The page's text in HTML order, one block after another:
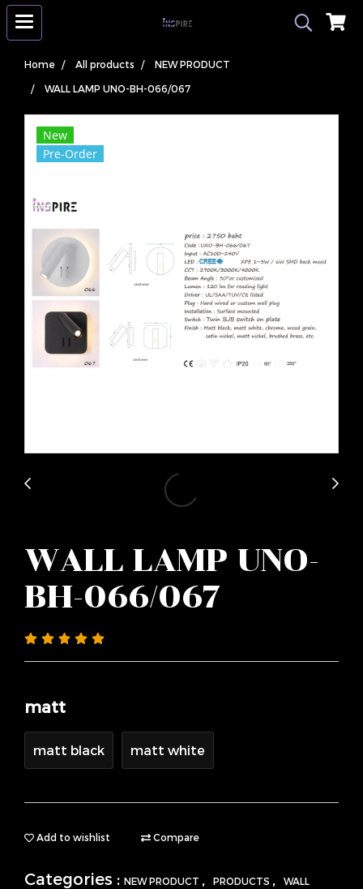
Home All products NEW PRODUCT
WALL LAMP UNO-BH-066/067
New
Pre-Order
WALL LAMP UNO-
BH-066/067
matt
matt black matt white
Add to wishlist Compare
Categories : NEW PRODUCT , PRODUCTS , WALL